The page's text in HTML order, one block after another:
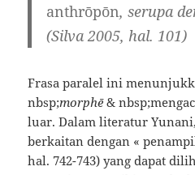
anthrōpōn, serupa
(Silva 2005, hal. 101)
Frasa paralel ini
nbsp;morphē&
luar. Dalam literatur
berkaitan dengan «
hal. 742-743) yang dapat